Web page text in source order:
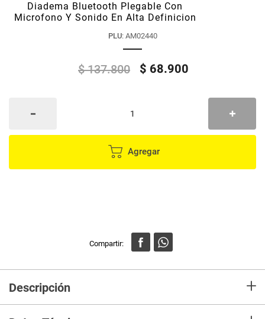
Diadema Bluetooth Plegable Con
Microfono Y Sonido En Alta Definicion
PLU: AM02440
$ 137.800 $ 68.900
Agregar
Descripción +